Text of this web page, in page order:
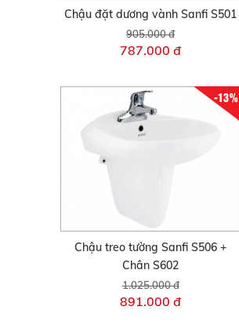
Chậu đặt dương vành Sanfi S501
905.000 đ
787.000 đ
-13%
Chậu treo tường Sanfi S506 +
Chân S602
1.025.000 đ
891.000 đ